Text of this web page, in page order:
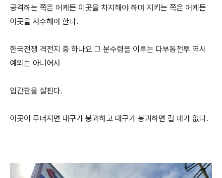
공격하는 쪽은 어케든 이곳을 차지해야 하며 지키는 쪽은 어케든
이곳을 사수해야 한다.
한국전쟁 격전지 중 하나요 그 분수령을 이루는 다부동전투 역시
예외는 아니어서
입간판을 살핀다.
이곳이 무너지면 대구가 붕괴하고 대구가 붕괴하면 갈 데가 없다.